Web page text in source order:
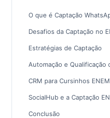
O que é Captação
Desafios da Captação no
Estratégias de Captação
Automação e Qualificação
CRM para Cursinhos ENEM
SocialHub e a Captação
Conclusão